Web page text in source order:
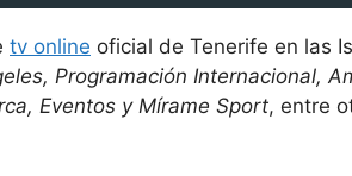
tv online oficial de Tenerife en las
Programación Internacional,
Eventos y Mírame Sport, entre